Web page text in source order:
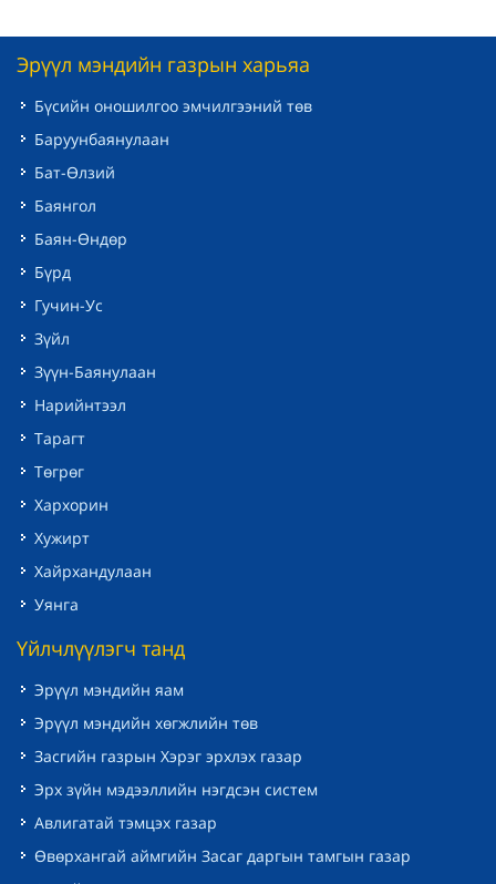
Эрүүл мэндийн газрын харьяа
Бүсийн оношилгоо эмчилгээний төв
Баруунбаянулаан
Бат-Өлзий
Баянгол
Баян-Өндөр
Бүрд
Гучин-Ус
Зүйл
Зүүн-Баянулаан
Нарийнтээл
Тарагт
Төгрөг
Хархорин
Хужирт
Хайрхандулаан
Уянга
Үйлчлүүлэгч танд
Эрүүл мэндийн яам
Эрүүл мэндийн хөгжлийн төв
Засгийн газрын Хэрэг эрхлэх газар
Эрх зүйн мэдээллийн нэгдсэн систем
Авлигатай тэмцэх газар
Өвөрхангай аймгийн Засаг даргын тамгын газар